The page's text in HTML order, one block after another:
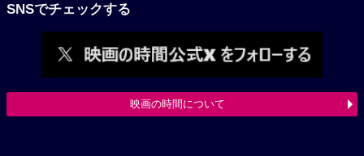
SNSでチェックする
映画の時間について